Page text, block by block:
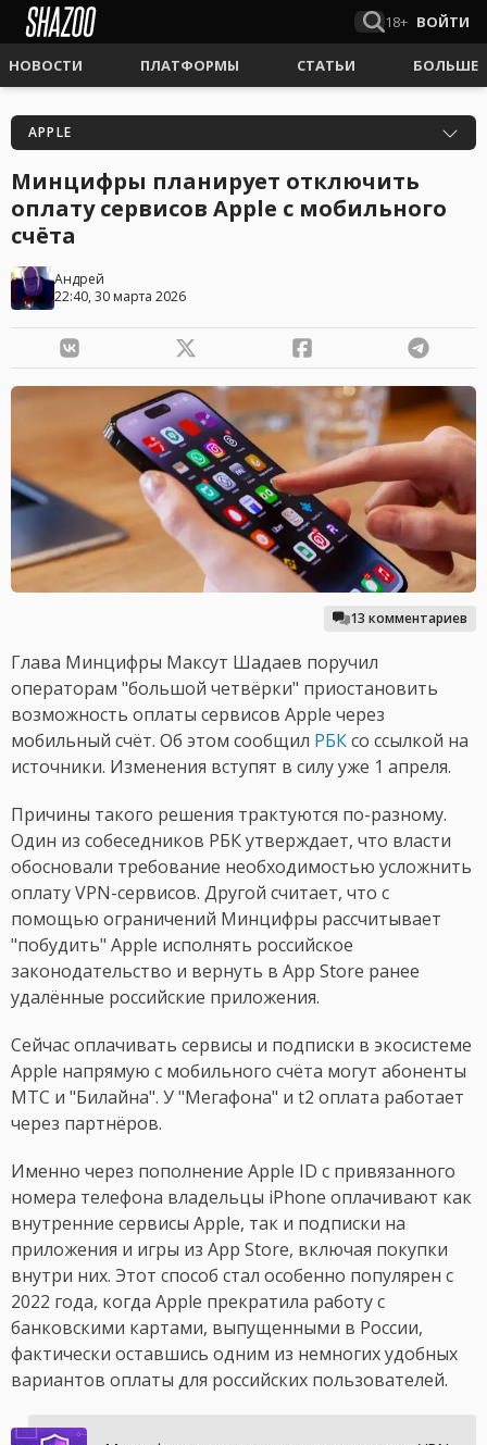
18+ ВОЙТИ
НОВОСТИ ПЛАТФОРМЫ СТАТЬИ БОЛЬШЕ
APPLE
Минцифры планирует отключить
оплату сервисов Apple с мобильного
счёта
Андрей
22:40, 30 марта 2026
13 комментариев
Глава Минцифры Максут Шадаев поручил
операторам "большой четвёрки" приостановить
возможность оплаты сервисов Apple через
мобильный счёт. Об этом сообщил РБКсо ссылкой на
источники. Изменения вступят в силу уже 1 апреля.
Причины такого решения трактуются по-разному.
Один из собеседников РБК утверждает, что власти
обосновали требование необходимостью усложнить
оплату VPN-сервисов. Другой считает, что с
помощью ограничений Минцифры рассчитывает
"побудить" Apple исполнять российское
законодательство и вернуть в App Store ранее
удалённые российские приложения.
Сейчас оплачивать сервисы и подписки в экосистеме
Apple напрямую с мобильного счёта могут абоненты
МТС и "Билайна". У "Мегафона" и t2 оплата работает
через партнёров.
Именно через пополнение Apple ID с привязанного
номера телефона владельцы iPhone оплачивают как
внутренние сервисы Apple, так и подписки на
приложения и игры из App Store, включая покупки
внутри них. Этот способ стал особенно популярен с
2022 года, когда Apple прекратила работу с
банковскими картами, выпущенными в России,
фактически оставшись одним из немногих удобных
вариантов оплаты для российских пользователей.